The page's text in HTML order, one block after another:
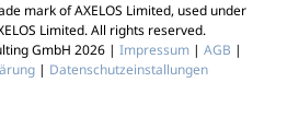
mark of AXELOS Limited, used under
Limited. All rights reserved.
GmbH 2026 | Impressum | AGB |
| Datenschutzeinstallungen